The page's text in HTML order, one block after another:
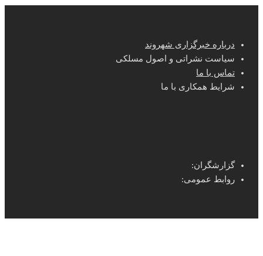
درباره خبرگزاری شهروند
سیاست نشراتی و اصول مسلکی
تماس با ما
شرایط همکاری با ما
گزارشگران:
روابط عمومی: